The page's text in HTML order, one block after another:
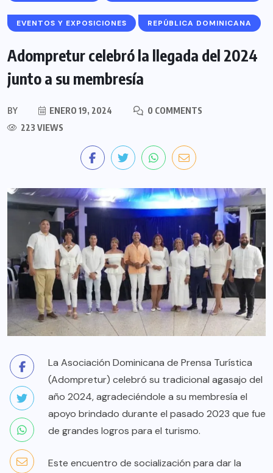
EVENTOS Y EXPOSICIONES REPÚBLICA DOMINICANA
Adompretur celebró la llegada del 2024
junto a su membresía
BY ENERO 19, 2024
0 COMMENTS
223 VIEWS
La Asociación Dominicana de Prensa Turística
(Adompretur) celebró su tradicional agasajo del
año 2024, agradeciéndole a su membresía el
apoyo brindado durante el pasado 2023 que fue
de grandes logros para el turismo.
Este encuentro de socialización para dar la